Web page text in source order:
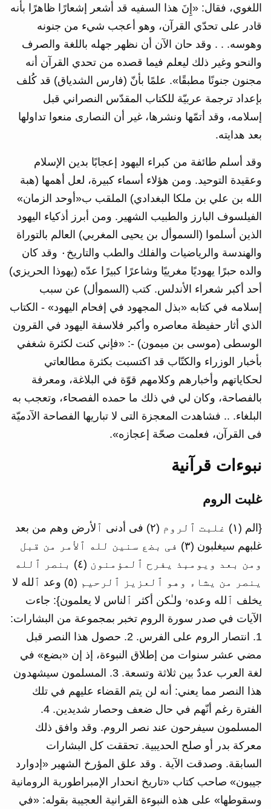
اللغوي، فقال: «إِنَ هذا السفيه قد أشعر إشعارًا ظاهرًا بأنه
قادر على تحدّي القرآن، وهو أعجب شيء من جنونه
وهوسه. . . وقد حان الآن أن نظهر جهله باللغة والصرف
والنحو وغير ذلك ليعلم فيما قصده من تحدي القرآن أنه
مجنون جنونًا مطبقًا». علمًا بأنّ (فارس الشدياق) قد كُلف
بإعداد ترجمة عربيّة للكتاب المقدّس النصراني قبل
إسلامه، وقد أتمّها ونشرها، غير أن النصارى منعوا تداولها
بعد هدايته.
وقد أسلم طائفة من كبراء اليهود إعجابًا بدين الإسلام
وعقيدة التوحيد. ومن هؤلاء أسماء كبيرة، لعل أهمها (هبة
الله بن علي بن ملكا البغدادي) الملقب ب«أوحد الزمان»
الفيلسوف البارز والطبيب الشهير. ومن أبرز أذكياء اليهود
الذين أسلموا (السموأل بن يحيى المغربي) العالم بالتوراة
والهندسة والرياضيات والفلك والطب والتاريخ‎٠‏ وقد كان
والده حبرًا يهوديًا مغرييًا وشاعرًا كبيرًا عدّه (يهوذا الحريزي)
أحد أكبر شعراء الأندلس. كتب (السموأل) عن سبب
إسلامه في كتابه «بذل المجهود في إفحام اليهود» - الكتاب
الذي أثار حفيظة معاصره وأكبر فلاسفة اليهود في القرون
الوسطى (موسى بن ميمون) -: ‎«فإني كنت لكثرة شغفي
بأخبار الوزراء والكتّاب قد اكتسبت بكثرة مطالعاتي
لحكاياتهم وأخبارهم وكلامهم قوّة في البلاغة، ومعرفة
بالفصاحة، وكان لي في ذلك ما حمده الفصحاء، وتعجب به
البلغاء. .. فشاهدت المعجزة التى لا تباريها الفصاحة الآدميّة
فى القرآن، فعلمت صحّة إعجازه».
نبوءات قرآنية
غلبت الروم
{الم (١) غلبت ٱلروم (٢) فی أدنى ٱلأرض وهم من بعد
غلبهم سیغلبون (٣) فی بضع سنین لله ٱلأمر من قبل
ومن بعد ویومىٕذ یفرح ٱلمؤمنون (٤) بنصر ٱلله
ینصر من یشاء وهو ٱلعزیز ٱلرحیم (٥) وعد ٱلله لا
یخلف ٱلله وعدهۥ ولـٰكن أكثر ٱلناس لا یعلمون}: جاءت
الآيات في صدر سورة الروم تخبر بمجموعة من البشارات:
1. انتصار الروم على الفرس. 2. حصول هذا النصر قبل
مضي عشر سنوات من إطلاق النبوءة، إذ إن «بضع» في
لغة العرب عددٌ بين ثلاثة وتسعة. 3. المسلمون سيشهدون
هذا النصر مما يعني: أنه لن يتم القضاء عليهم في تلك
الفترة رغم أنّهم في حال ضعف وحصار شديدين. 4.
المسلمون سيفرحون عند نصر الروم. وقد وافق ذلك
معركة بدر أو صلح الحديبية. تحققت كل البشارات
السابقة. وصدقت الآية . وقد علق المؤرخ الشهير «إدوارد
جيبون» صاحب كتاب «تاريخ انحدار الإمبراطورية الرومانية
وسقوطها» على هذه النبوءة القرانية العجيبة بقوله: «في